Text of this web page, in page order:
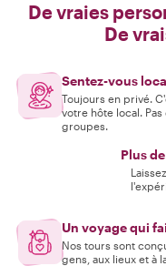
De vraies
De
Sentez-vous
Toujours en privé.
votre hôte local.
groupes.
Plus
Un voyage qui
Nos tours sont
gens, aux lieux et à